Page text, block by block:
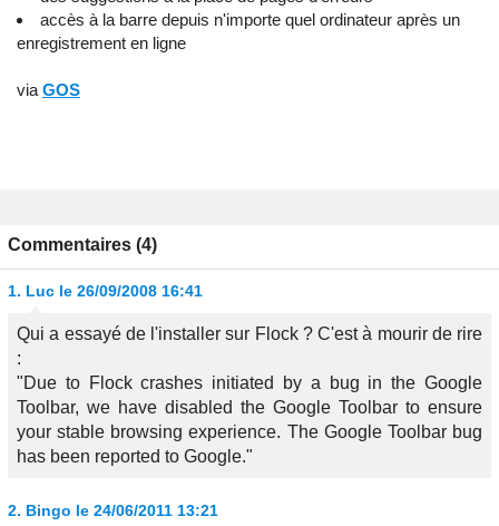
accès à la barre depuis n'importe quel ordinateur après un
enregistrement en ligne
via GOS
Commentaires (4)
1. Luc le 26/09/2008 16:41
Qui a essayé de l'installer sur Flock ? C'est à mourir de rire
:
"Due to Flock crashes initiated by a bug in the Google
Toolbar, we have disabled the Google Toolbar to ensure
your stable browsing experience. The Google Toolbar bug
has been reported to Google."
2. Bingo le 24/06/2011 13:21